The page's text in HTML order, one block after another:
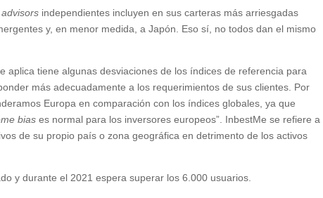
independientes incluyen en sus carteras más arriesgadas
y, en menor medida, a Japón. Eso sí, no todos dan el mismo
aplica tiene algunas desviaciones de los índices de referencia para
más adecuadamente a los requerimientos de sus clientes. Por
Europa en comparación con los índices globales, ya que
bias es normal para los inversores europeos”. InbestMe se refiere a
de su propio país o zona geográfica en detrimento de los activos
y durante el 2021 espera superar los 6.000 usuarios.